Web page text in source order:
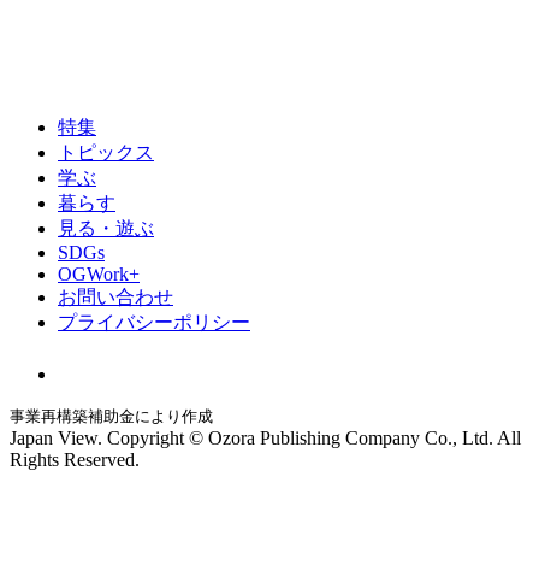
特集
トピックス
学ぶ
暮らす
見る・遊ぶ
SDGs
OGWork+
お問い合わせ
プライバシーポリシー
事業再構築補助金により作成
Japan View. Copyright © Ozora Publishing Company Co., Ltd. All
Rights Reserved.